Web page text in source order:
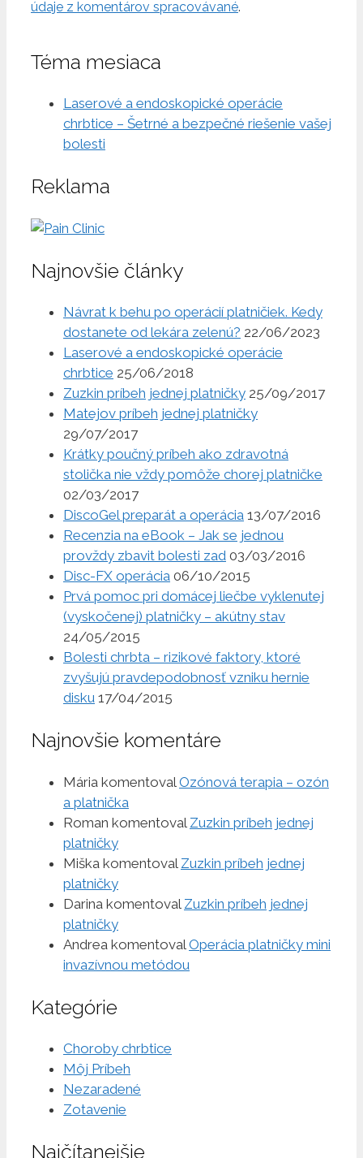
údaje z komentárov spracovávané.
Téma mesiaca
Laserové a endoskopické operácie
chrbtice – Šetrné a bezpečné riešenie vašej
bolesti
Reklama
Najnovšie články
Návrat k behu po operácií platničiek. Kedy
dostanete od lekára zelenú? 22/06/2023
Laserové a endoskopické operácie
chrbtice 25/06/2018
Zuzkin príbeh jednej platničky 25/09/2017
Matejov príbeh jednej platničky
29/07/2017
Krátky poučný príbeh ako zdravotná
stolička nie vždy pomôže chorej platničke
02/03/2017
DiscoGel preparát a operácia 13/07/2016
Recenzia na eBook – Jak se jednou
provždy zbavit bolesti zad 03/03/2016
Disc-FX operácia 06/10/2015
Prvá pomoc pri domácej liečbe vyklenutej
(vyskočenej) platničky – akútny stav
24/05/2015
Bolesti chrbta – rizikové faktory, ktoré
zvyšujú pravdepodobnosť vzniku hernie
disku 17/04/2015
Najnovšie komentáre
Mária komentoval Ozónová terapia – ozón
a platnička
Roman komentoval Zuzkin príbeh jednej
platničky
Miška komentoval Zuzkin príbeh jednej
platničky
Darina komentoval Zuzkin príbeh jednej
platničky
Andrea komentoval Operácia platničky mini
invazívnou metódou
Kategórie
Choroby chrbtice
Môj Príbeh
Nezaradené
Zotavenie
Najčítanejšie